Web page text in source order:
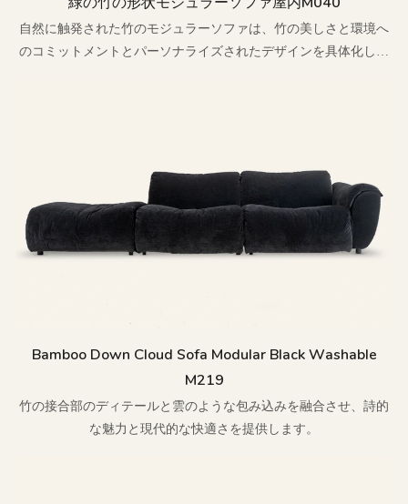
自然に触発された竹のモジュラーソファは、竹の美しさと環境へ
のコミットメントとパーソナライズされたデザインを具体化し、
Bamboo Down Cloud Sofa Modular Black Washable
M219
竹の接合部のディテールと雲のような包み込みを融合させ、詩的
な魅力と現代的な快適さを提供します。